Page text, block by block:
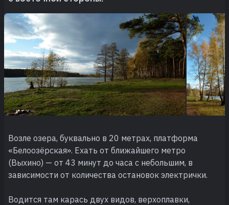
Возле озера, буквально в 20 метрах, платформа
«Белоозёрская». Ехать от ближайшего метро
(Выхино) — от 43 минут до часа с небольшим, в
зависимости от количества остановок электрички.
Водится там карась двух видов, верхоплавки,